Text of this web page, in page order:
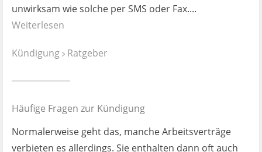
Aufhebungsvertrag
Wann lohnt er sich?
Zeugnis
Ist es wirklich gut?
Kontakt
News
unwirksam wie solche per SMS oder Fax....
Weiterlesen
Kündigung Ratgeber
Häufige Fragen zur Kündigung
Normalerweise geht das, manche Arbeitsverträge
verbieten es allerdings. Sie enthalten dann oft auch